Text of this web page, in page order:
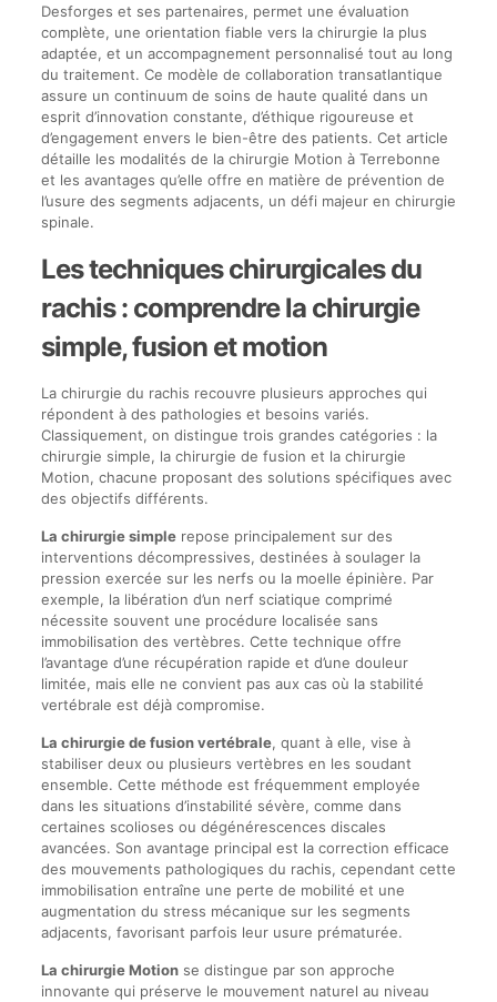
Desforges et ses partenaires, permet une évaluation
complète, une orientation fiable vers la chirurgie la plus
adaptée, et un accompagnement personnalisé tout au long
du traitement. Ce modèle de collaboration transatlantique
assure un continuum de soins de haute qualité dans un
esprit d’innovation constante, d’éthique rigoureuse et
d’engagement envers le bien-être des patients. Cet article
détaille les modalités de la chirurgie Motion à Terrebonne
et les avantages qu’elle offre en matière de prévention de
l’usure des segments adjacents, un défi majeur en chirurgie
spinale.
Les techniques chirurgicales du
rachis : comprendre la chirurgie
simple, fusion et motion
La chirurgie du rachis recouvre plusieurs approches qui
répondent à des pathologies et besoins variés.
Classiquement, on distingue trois grandes catégories : la
chirurgie simple, la chirurgie de fusion et la chirurgie
Motion, chacune proposant des solutions spécifiques avec
des objectifs différents.
La chirurgie simplerepose principalement sur des
interventions décompressives, destinées à soulager la
pression exercée sur les nerfs ou la moelle épinière. Par
exemple, la libération d’un nerf sciatique comprimé
nécessite souvent une procédure localisée sans
immobilisation des vertèbres. Cette technique offre
l’avantage d’une récupération rapide et d’une douleur
limitée, mais elle ne convient pas aux cas où la stabilité
vertébrale est déjà compromise.
La chirurgie de fusion vertébrale, quant à elle, vise à
stabiliser deux ou plusieurs vertèbres en les soudant
ensemble. Cette méthode est fréquemment employée
dans les situations d’instabilité sévère, comme dans
certaines scolioses ou dégénérescences discales
avancées. Son avantage principal est la correction efficace
des mouvements pathologiques du rachis, cependant cette
immobilisation entraîne une perte de mobilité et une
augmentation du stress mécanique sur les segments
adjacents, favorisant parfois leur usure prématurée.
La chirurgie Motionse distingue par son approche
innovante qui préserve le mouvement naturel au niveau